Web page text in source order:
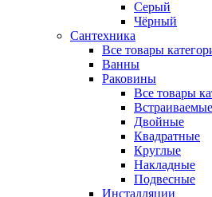
Серый
Чёрный
Сантехника
Все товары
Ванны
Раковины
Все товары
Встраиваемые
Двойные
Квадратные
Круглые
Накладные
Подвесные
Инсталляции